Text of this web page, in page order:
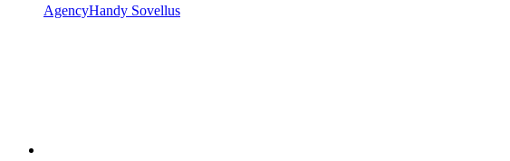
AgencyHandy Sovellus